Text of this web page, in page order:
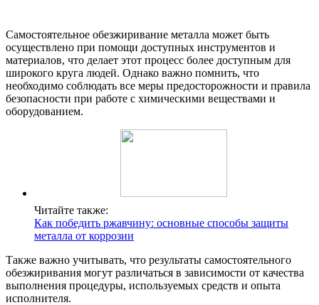
Самостоятельное обезжиривание металла может быть
осуществлено при помощи доступных инструментов и
материалов, что делает этот процесс более доступным для
широкого круга людей. Однако важно помнить, что
необходимо соблюдать все меры предосторожности и правила
безопасности при работе с химическими веществами и
оборудованием.
Читайте также:
Как победить ржавчину: основные способы защиты
металла от коррозии
Также важно учитывать, что результаты самостоятельного
обезжиривания могут различаться в зависимости от качества
выполнения процедуры, используемых средств и опыта
исполнителя.